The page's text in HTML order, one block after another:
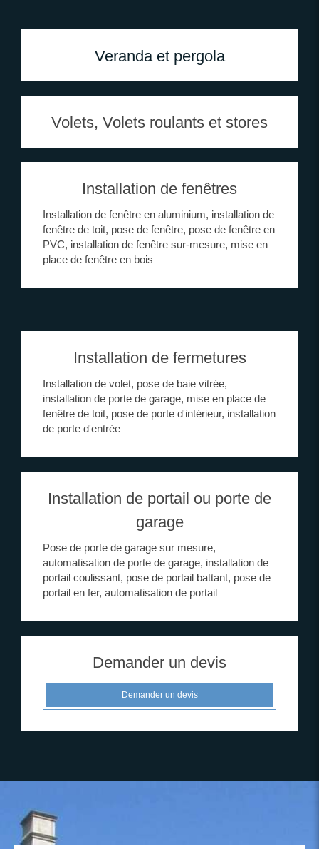
Veranda et pergola
Volets, Volets roulants et stores
Installation de fenêtres
Installation de fenêtre en aluminium, installation de
fenêtre de toit, pose de fenêtre, pose de fenêtre en
PVC, installation de fenêtre sur-mesure, mise en
place de fenêtre en bois
Installation de fermetures
Installation de volet, pose de baie vitrée,
installation de porte de garage, mise en place de
fenêtre de toit, pose de porte d'intérieur, installation
de porte d'entrée
Installation de portail ou porte de
garage
Pose de porte de garage sur mesure,
automatisation de porte de garage, installation de
portail coulissant, pose de portail battant, pose de
portail en fer, automatisation de portail
Demander un devis
Demander un devis